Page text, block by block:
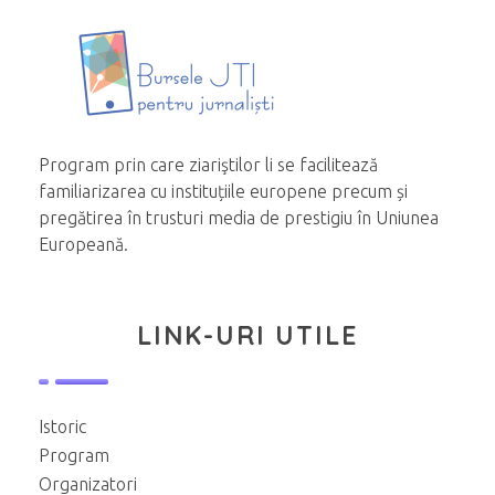
Program prin care ziariştilor li se facilitează
familiarizarea cu instituțiile europene precum și
pregătirea în trusturi media de prestigiu în Uniunea
Europeană.
LINK-URI UTILE
Istoric
Program
Organizatori